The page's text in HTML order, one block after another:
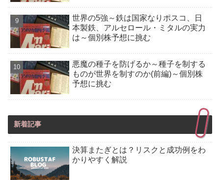
世界の5強～鉄は国家なりポスコ、日
本製鉄、アルセロール・ミタルの実力
は～個別株予想に挑む
悪魔の種子を防げるか～種子を制する
ものが世界を制すのか(前編)～個別株
予想に挑む
新着記事
決算またぎとは？リスクと成功例をわ
かりやすく解説